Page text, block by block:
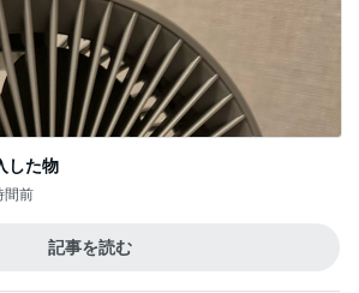
した物
間前
記事を読む